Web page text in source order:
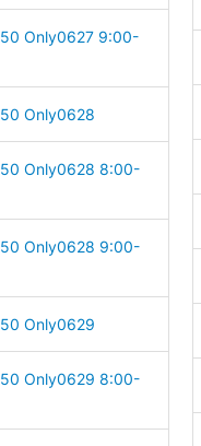
Only0627 9:00-
Only0628
Only0628 8:00-
Only0628 9:00-
Only0629
Only0629 8:00-